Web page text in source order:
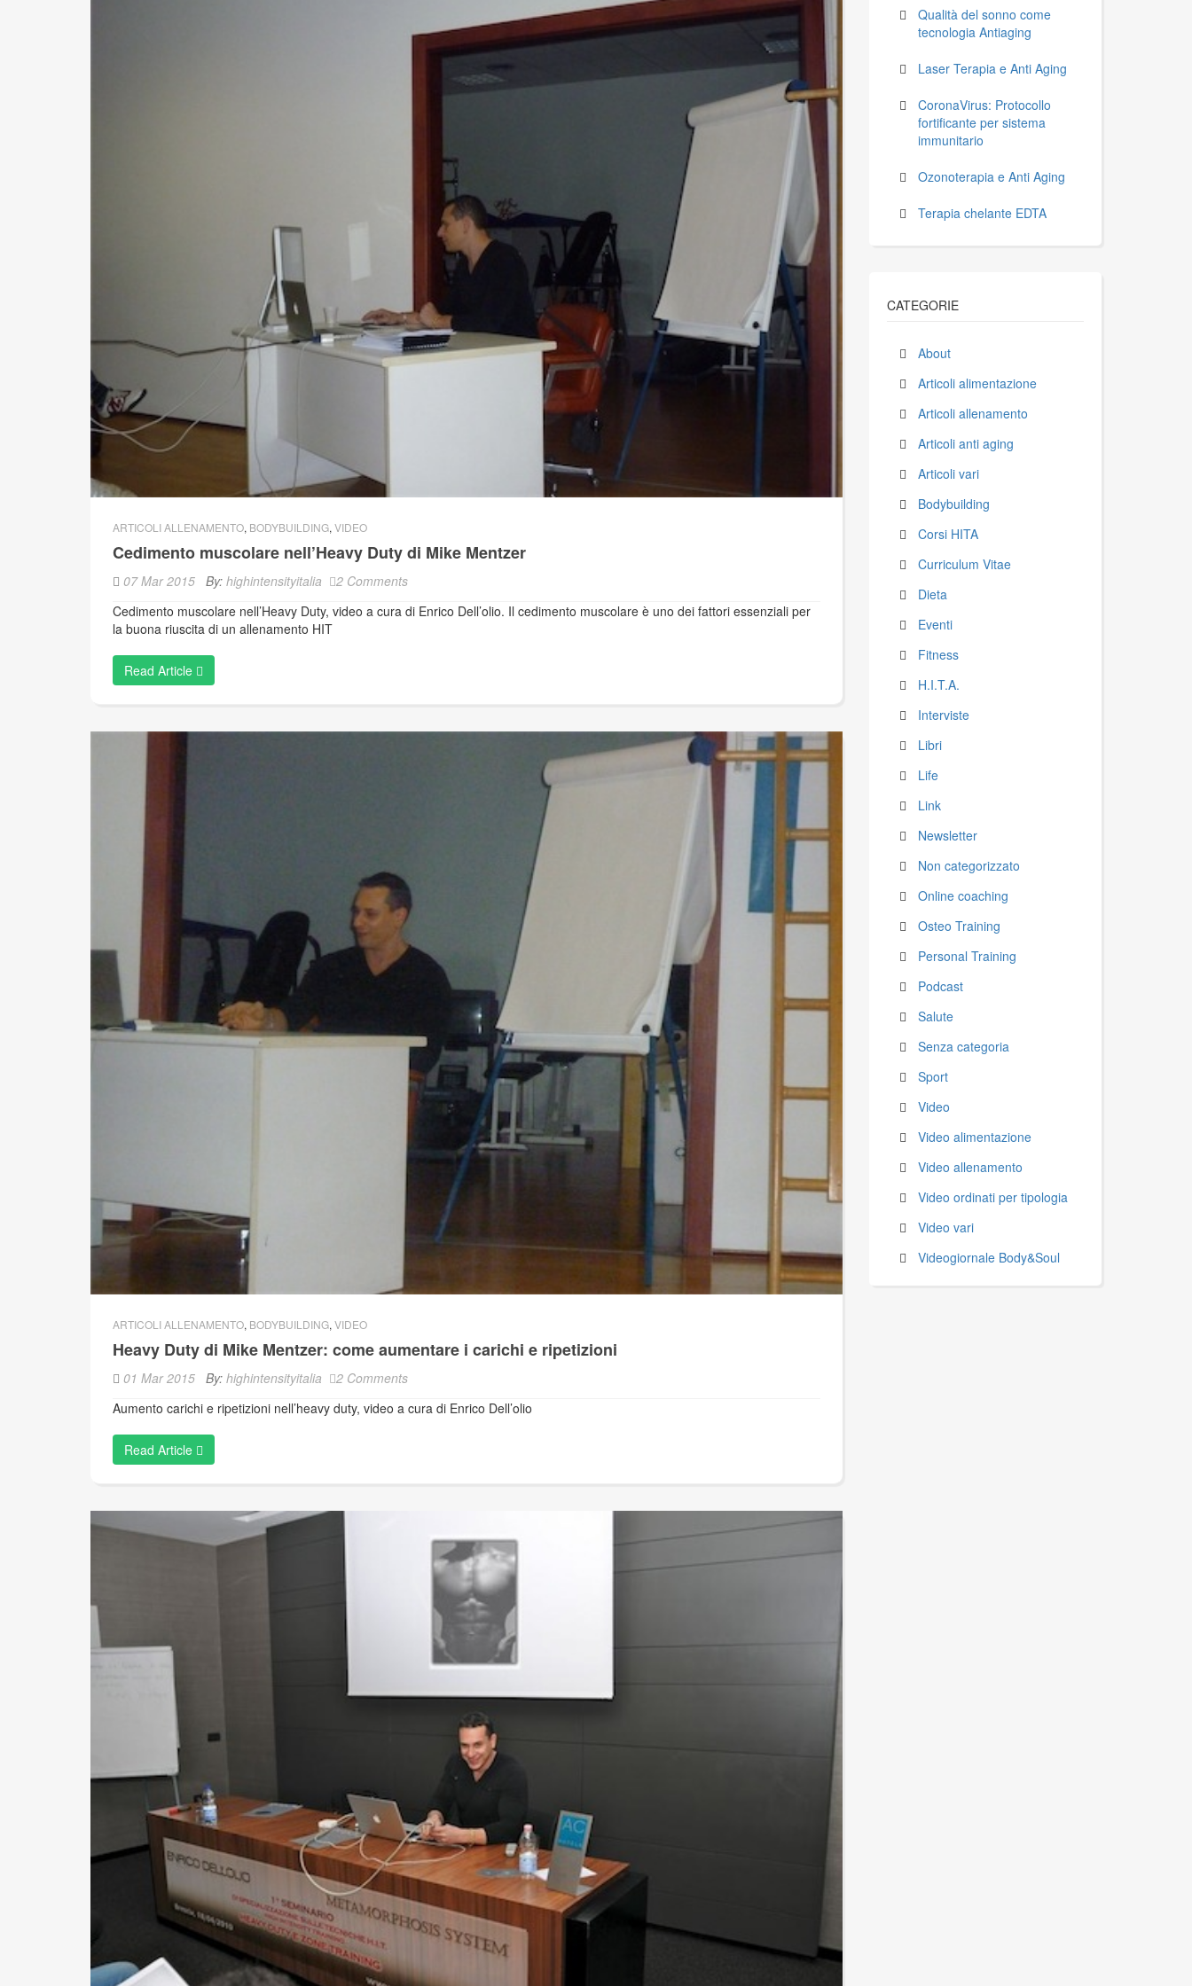
ARTICOLI ALLENAMENTO, BODYBUILDING, VIDEO
Cedimento muscolare nell’Heavy Duty di Mike Mentzer
07 Mar 2015 By: highintensityitalia
2 Comments
Cedimento muscolare nell’Heavy Duty, video a cura di Enrico Dell’olio. Il cedimento muscolare è uno dei fattori essenziali per
la buona riuscita di un allenamento HIT
Read Article
ARTICOLI ALLENAMENTO, BODYBUILDING, VIDEO
Heavy Duty di Mike Mentzer: come aumentare i carichi e ripetizioni
01 Mar 2015 By: highintensityitalia
2 Comments
Aumento carichi e ripetizioni nell’heavy duty, video a cura di Enrico Dell’olio
Read Article
Qualità del sonno come
tecnologia Antiaging
Laser Terapia e Anti Aging
CoronaVirus: Protocollo
fortificante per sistema
immunitario
Ozonoterapia e Anti Aging
Terapia chelante EDTA
CATEGORIE
About
Articoli alimentazione
Articoli allenamento
Articoli anti aging
Articoli vari
Bodybuilding
Corsi HITA
Curriculum Vitae
Dieta
Eventi
Fitness
H.I.T.A.
Interviste
Libri
Life
Link
Newsletter
Non categorizzato
Online coaching
Osteo Training
Personal Training
Podcast
Salute
Senza categoria
Sport
Video
Video alimentazione
Video allenamento
Video ordinati per tipologia
Video vari
Videogiornale Body&Soul